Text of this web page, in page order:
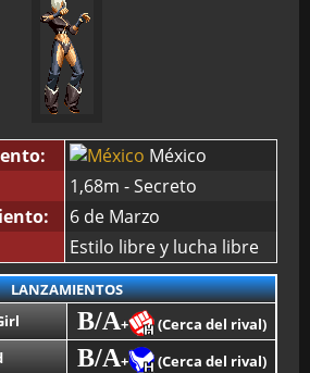
México
1,68m - Secreto
6 de Marzo
Estilo libre y lucha libre
LANZAMIENTOS
B/A+
(Cerca del rival)
B/A+
(Cerca del rival)